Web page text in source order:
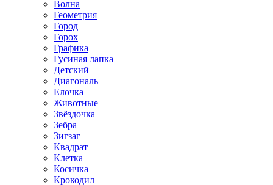
Волна
Геометрия
Город
Горох
Графика
Гусиная лапка
Детский
Диагональ
Елочка
Животные
Звёздочка
Зебра
Зигзаг
Квадрат
Клетка
Косичка
Крокодил